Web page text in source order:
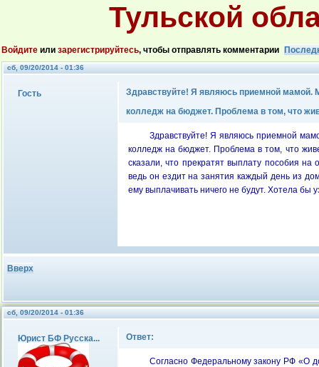
Тульской
Войдите или зарегистрируйтесь, чтобы отправлять комментарии
сб, 09/20/2014 - 01:36
Гость
Здравствуйте! Я являюсь приемной мамой.
колледж на бюджет. Проблема в том, что
Здравствуйте! Я являюсь приемной
колледж на бюджет. Проблема в том, что
сказали, что прекратят выплату пособия
ведь он ездит на занятия каждый день из
ему выплачивать ничего не будут. Хотела бы
Вверх
сб, 09/20/2014 - 01:36
Юрист БФ Русска... Ответ:
Согласно Федеральному закону РФ «О